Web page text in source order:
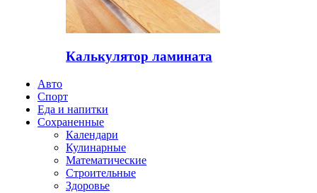
Калькулятор ламината
Авто
Спорт
Еда и напитки
Сохраненные
Календари
Кулинарные
Математические
Строительные
Здоровье